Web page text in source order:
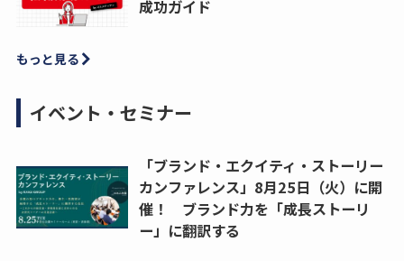
成功ガイド
もっと見る
イベント・セミナー
「ブランド・エクイティ・ストーリー
カンファレンス」8月25日（火）に開
催！ ブランド力を「成長ストーリ
ー」に翻訳する